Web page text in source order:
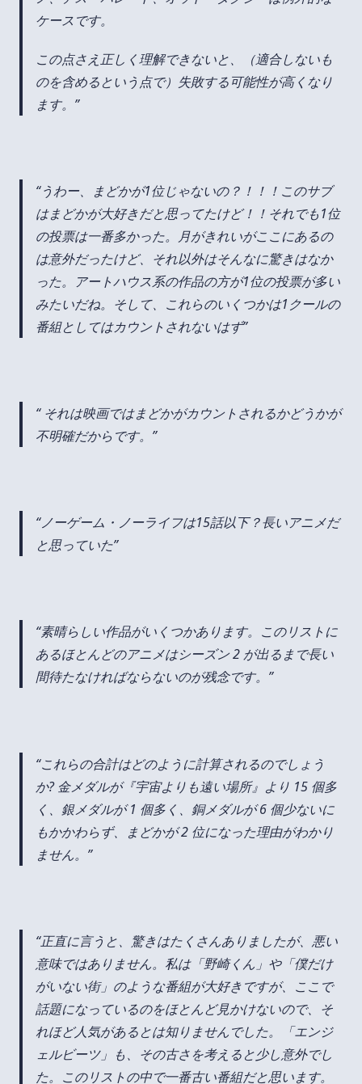
ケースです。
この点さえ正しく理解できないと、（適合しないも
のを含めるという点で）失敗する可能性が高くなり
ます。
うわー、まどかが1位じゃないの？！！！このサブ
はまどかが大好きだと思ってたけど！！それでも1位
の投票は一番多かった。月がきれいがここにあるの
は意外だったけど、それ以外はそんなに驚きはなか
った。アートハウス系の作品の方が1位の投票が多い
みたいだね。そして、これらのいくつかは1クールの
番組としてはカウントされないはず
それは映画ではまどかがカウントされるかどうかが
不明確だからです。
ノーゲーム・ノーライフは15話以下？長いアニメだ
と思っていた
素晴らしい作品がいくつかあります。このリストに
あるほとんどのアニメはシーズン 2 が出るまで長い
間待たなければならないのが残念です。
これらの合計はどのように計算されるのでしょう
か? 金メダルが『宇宙よりも遠い場所』より 15 個多
く、銀メダルが 1 個多く、銅メダルが 6 個少ないに
もかかわらず、まどかが 2 位になった理由がわかり
ません。
正直に言うと、驚きはたくさんありましたが、悪い
意味ではありません。私は「野崎くん」や「僕だけ
がいない街」のような番組が大好きですが、ここで
話題になっているのをほとんど見かけないので、そ
れほど人気が​​あるとは知りませんでした。「エンジ
ェルビーツ」も、その古さを考えると少し意外でし
た。このリストの中で一番古い番組だと思います。